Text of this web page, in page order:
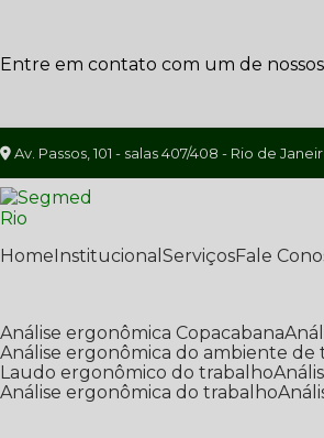
Entre em contato com um de nossos
Av. Passos, 101 - salas 407/408 - Rio de
Home Institucional Serviços Fale
Análise ergonômica Copacabana
Análise ergonômica do ambiente
Laudo ergonômico do trabalho
Análise ergonômica do trabalho